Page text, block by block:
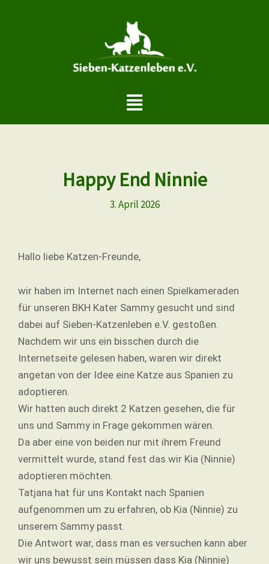
Menü
Happy End Ninnie
3. April 2026
Hallo liebe Katzen-Freunde,
wir haben im Internet nach einen Spielkameraden
für unseren BKH Kater Sammy gesucht und sind
dabei auf Sieben-Katzenleben e.V. gestoßen.
Nachdem wir uns ein bisschen durch die
Internetseite gelesen haben, waren wir direkt
angetan von der Idee eine Katze aus Spanien zu
adoptieren.
Wir hatten auch direkt 2 Katzen gesehen, die für
uns und Sammy in Frage gekommen wären.
Da aber eine von beiden nur mit ihrem Freund
vermittelt wurde, stand fest das wir Kia (Ninnie)
adoptieren möchten.
Tatjana hat für uns Kontakt nach Spanien
aufgenommen um zu erfahren, ob Kia (Ninnie) zu
unserem Sammy passt.
Die Antwort war, dass man es versuchen kann aber
wir uns bewusst sein müssen dass Kia (Ninnie)